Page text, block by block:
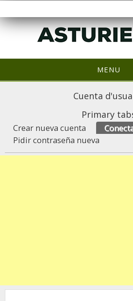
MENU
Cuenta
Primary
Crear nueva cuenta
Pidir contraseña nueva